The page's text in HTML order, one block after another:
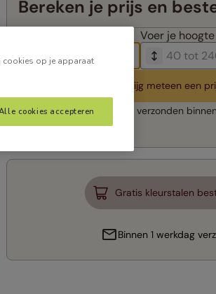
Bereken je prijs en
Voer je
Krijg meteen een
Snelle levering:
verzonden binnen
Gratis kleurstalen
Binnen 1 werkdag
cookies op je apparaat
cookies accepteren